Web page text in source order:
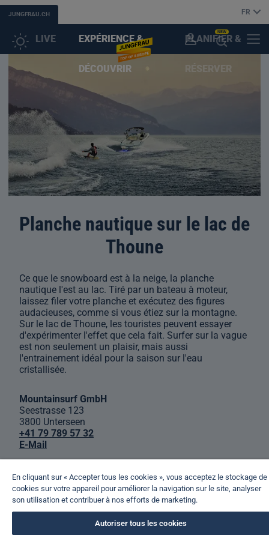
JUNGFRAU.CH FR
LIVE EXPÉRIENCE &
DÉCOUVRIR
PLANIFIER &
RÉSERVER
NEW
Planche nautique sur le lac de
Thoune
Ce que le snowboard est à la neige, la planche
nautique l'est au lac. Tiré par un bateau à moteur,
laissez filer votre planche et exécutez des figures
audacieuses, comme si vous étiez sur la montagne.
Sur le lac de Thoune, les touristes peuvent essayer
d'expérimenter l'effet que cela fait. Surfer sur la vague
est non seulement un plaisir, mais aussi
l'entrainement idéal pour la saison sur l'eau
cristallisée.
Mountainsurf GmbH
Seestrasse 123
3800 Unterseen
+41 79 789 57 32
E-Mail
Information détaillée
En cliquant sur « Accepter tous les cookies », vous acceptez le stockage de
cookies sur votre appareil pour améliorer la navigation sur le site, analyser
son utilisation et contribuer à nos efforts de marketing.
Autoriser tous les cookies